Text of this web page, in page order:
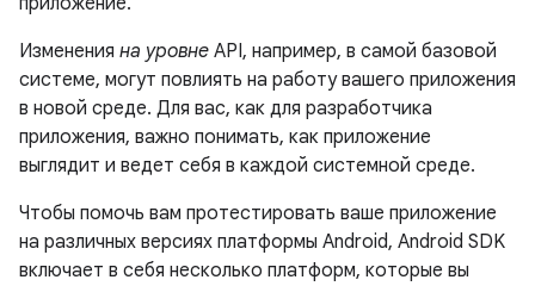
Изменения на уровне API, например, в самой базовой
системе, могут повлиять на работу вашего приложения
в новой среде. Для вас, как для разработчика
приложения, важно понимать, как приложение
выглядит и ведет себя в каждой системной среде.
Чтобы помочь вам протестировать ваше приложение
на различных версиях платформы Android, Android SDK
включает в себя несколько платформ, которые вы